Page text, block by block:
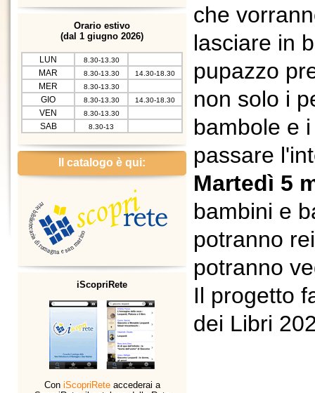
Orario estivo
(dal 1 giugno 2026)
LUN 8.30-13.30
MAR 8.30-13.30 14.30-18.30
MER 8.30-13.30
GIO 8.30-13.30 14.30-18.30
VEN 8.30-13.30
SAB 8.30-13
Il catalogo è qui:
iScopriRete
Con iScopriReteaccederai a
che
lasciare in
pupazzo
non solo i
bambole e
passare
Martedì 5
bambini e
potranno
potranno
Il progetto
dei Libri